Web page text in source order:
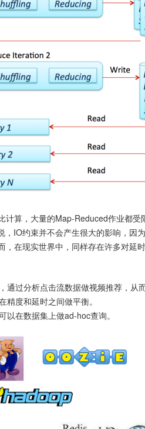
计算，大量的Map-Reduced作业都受
，IO约束并不会产生很大的影响，因
，在现实世界中，同样存在许多对延
通过分析点击流数据做视频推荐，从
度和延时之间做平衡。
在数据集上做ad-hoc查询。